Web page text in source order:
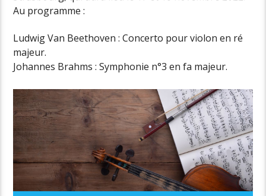
Au programme :
Ludwig Van Beethoven : Concerto pour violon en ré
majeur.
Johannes Brahms : Symphonie n°3 en fa majeur.